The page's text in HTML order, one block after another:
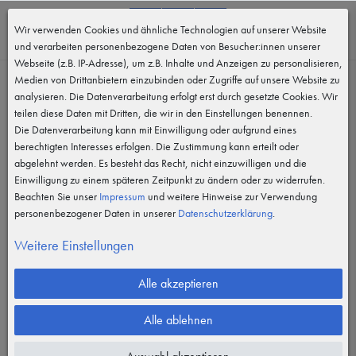
MENÜ
Wir verwenden Cookies und ähnliche Technologien auf unserer Website
und verarbeiten personenbezogene Daten von Besucher:innen unserer
Webseite (z.B. IP-Adresse), um z.B. Inhalte und Anzeigen zu personalisieren,
Medien von Drittanbietern einzubinden oder Zugriffe auf unsere Website zu
analysieren. Die Datenverarbeitung erfolgt erst durch gesetzte Cookies. Wir
teilen diese Daten mit Dritten, die wir in den Einstellungen benennen.
Die Datenverarbeitung kann mit Einwilligung oder aufgrund eines
berechtigten Interesses erfolgen. Die Zustimmung kann erteilt oder
abgelehnt werden. Es besteht das Recht, nicht einzuwilligen und die
Einwilligung zu einem späteren Zeitpunkt zu ändern oder zu widerrufen.
Beachten Sie unser Impressum und weitere Hinweise zur Verwendung
personenbezogener Daten in unserer Daten­schutz­erklärung.
Weitere Einstellungen
Alle akzeptieren
Alle ablehnen